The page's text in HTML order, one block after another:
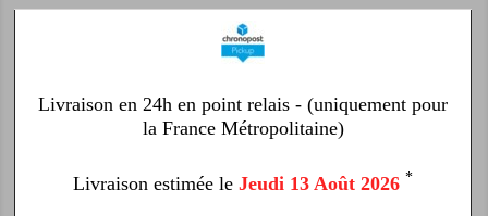
Livraison en 24h en point relais - (uniquement pour
la France Métropolitaine)
Livraison estimée le Jeudi 13 Août 2026 *